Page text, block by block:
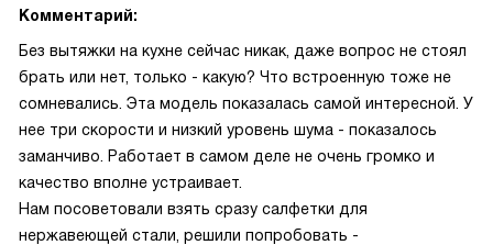
Комментарий:
Без вытяжки на кухне сейчас никак, даже вопрос не стоял
брать или нет, только - какую? Что встроенную тоже не
сомневались. Эта модель показалась самой интересной. У
нее три скорости и низкий уровень шума - показалось
заманчиво. Работает в самом деле не очень громко и
качество вполне устраивает.
Нам посоветовали взять сразу салфетки для
нержавеющей стали, решили попробовать -